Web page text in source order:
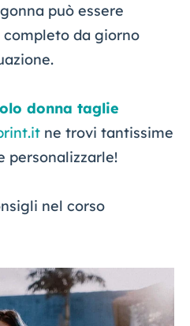
può essere
completo da giorno
donna taglie
ne trovi tantissime
personalizzarle!
nel corso